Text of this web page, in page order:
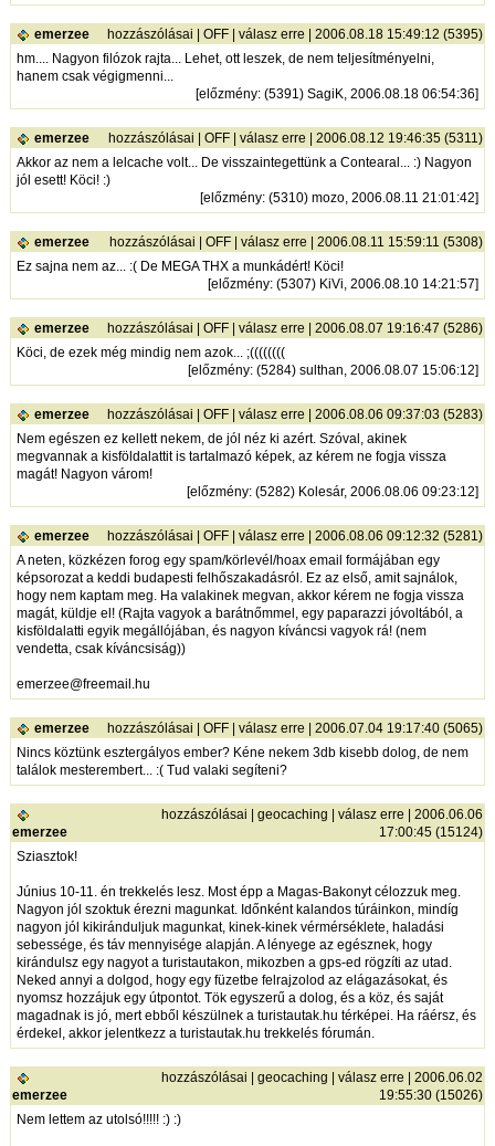
emerzee hozzászólásai |OFF |válasz erre | 2006.08.18 15:49:12 (5395)
hm.... Nagyon filózok rajta... Lehet, ott leszek, de nem teljesítményelni,
hanem csak végigmenni...
[előzmény: (5391) SagiK, 2006.08.18 06:54:36]
emerzee hozzászólásai |OFF |válasz erre | 2006.08.12 19:46:35 (5311)
Akkor az nem a lelcache volt... De visszaintegettünk a Contearal... :) Nagyon
jól esett! Köci! :)
[előzmény: (5310) mozo, 2006.08.11 21:01:42]
emerzee hozzászólásai |OFF |válasz erre | 2006.08.11 15:59:11 (5308)
Ez sajna nem az... :( De MEGA THX a munkádért! Köci!
[előzmény: (5307) KiVi, 2006.08.10 14:21:57]
emerzee hozzászólásai |OFF |válasz erre | 2006.08.07 19:16:47 (5286)
Köci, de ezek még mindig nem azok... ;((((((((
[előzmény: (5284) sulthan, 2006.08.07 15:06:12]
emerzee hozzászólásai |OFF |válasz erre | 2006.08.06 09:37:03 (5283)
Nem egészen ez kellett nekem, de jól néz ki azért. Szóval, akinek
megvannak a kisföldalattit is tartalmazó képek, az kérem ne fogja vissza
magát! Nagyon várom!
[előzmény: (5282) Kolesár, 2006.08.06 09:23:12]
emerzee hozzászólásai |OFF |válasz erre | 2006.08.06 09:12:32 (5281)
A neten, közkézen forog egy spam/körlevél/hoax email formájában egy
képsorozat a keddi budapesti felhőszakadásról. Ez az első, amit sajnálok,
hogy nem kaptam meg. Ha valakinek megvan, akkor kérem ne fogja vissza
magát, küldje el! (Rajta vagyok a barátnőmmel, egy paparazzi jóvoltából, a
kisföldalatti egyik megállójában, és nagyon kíváncsi vagyok rá! (nem
vendetta, csak kíváncsiság))
emerzee@freemail.hu
emerzee hozzászólásai |OFF |válasz erre | 2006.07.04 19:17:40 (5065)
Nincs köztünk esztergályos ember? Kéne nekem 3db kisebb dolog, de nem
találok mesterembert... :( Tud valaki segíteni?
emerzee
hozzászólásai |geocaching |válasz erre | 2006.06.06
17:00:45 (15124)
Sziasztok!
Június 10-11. én trekkelés lesz. Most épp a Magas-Bakonyt célozzuk meg.
Nagyon jól szoktuk érezni magunkat. Időnként kalandos túráinkon, mindíg
nagyon jól kikiránduljuk magunkat, kinek-kinek vérmérséklete, haladási
sebessége, és táv mennyisége alapján. A lényege az egésznek, hogy
kirándulsz egy nagyot a turistautakon, mikozben a gps-ed rögzíti az utad.
Neked annyi a dolgod, hogy egy füzetbe felrajzolod az elágazásokat, és
nyomsz hozzájuk egy útpontot. Tök egyszerű a dolog, és a köz, és saját
magadnak is jó, mert ebből készülnek a turistautak.hu térképei. Ha ráérsz, és
érdekel, akkor jelentkezz a turistautak.hu trekkelés fórumán.
emerzee
hozzászólásai |geocaching |válasz erre | 2006.06.02
19:55:30 (15026)
Nem lettem az utolsó!!!!! :) :)